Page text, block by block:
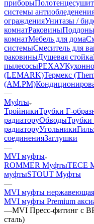
приборы
системы
огражденияУнитазы /
комнатРаковиныПоддоны
комнатМебель для дома
системыСмеситель для
раковиныДушевая стойка
пылесосыРЕХАУ
(LEMARK)Термекс
(AM.PM)
—
Муфты
ТройникиТрубки Г-
радиаторуОбводыТрубки
радиаторуУгольники
соединенияЗаглушки
—
MVI муфты
ROMMER МуфтыTECE
муфтыSTOUT Муфты
—
MVI муфты нержавеющая
MVI муфты Premium
—MVI Пресс-фитинг с
сталь)